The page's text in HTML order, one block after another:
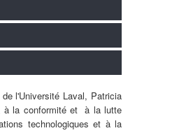
l'Université Laval, Patricia
à la conformité et à la lutte
technologiques et à la